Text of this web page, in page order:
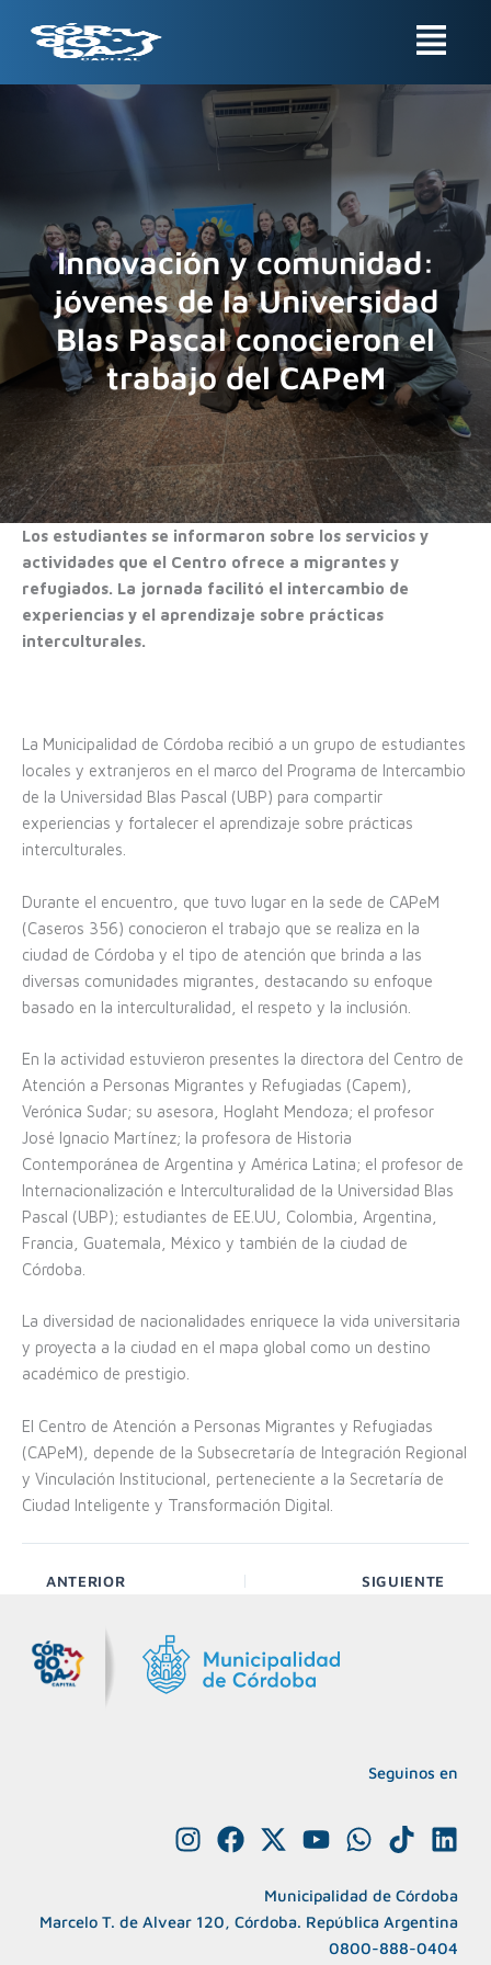
contenido
Menu
Innovación y comunidad:
jóvenes de la Universidad
Blas Pascal conocieron el
trabajo del CAPeM
Los estudiantes se informaron sobre los servicios y
actividades que el Centro ofrece a migrantes y
refugiados. La jornada facilitó el intercambio de
experiencias y el aprendizaje sobre prácticas
interculturales.
La Municipalidad de Córdoba recibió a un grupo de estudiantes
locales y extranjeros en el marco del Programa de Intercambio
de la Universidad Blas Pascal (UBP) para compartir
experiencias y fortalecer el aprendizaje sobre prácticas
interculturales.
Durante el encuentro, que tuvo lugar en la sede de CAPeM
(Caseros 356) conocieron el trabajo que se realiza en la
ciudad de Córdoba y el tipo de atención que brinda a las
diversas comunidades migrantes, destacando su enfoque
basado en la interculturalidad, el respeto y la inclusión.
En la actividad estuvieron presentes la directora del Centro de
Atención a Personas Migrantes y Refugiadas (Capem),
Verónica Sudar; su asesora, Hoglaht Mendoza; el profesor
José Ignacio Martínez; la profesora de Historia
Contemporánea de Argentina y América Latina; el profesor de
Internacionalización e Interculturalidad de la Universidad Blas
Pascal (UBP); estudiantes de EE.UU, Colombia, Argentina,
Francia, Guatemala, México y también de la ciudad de
Córdoba.
La diversidad de nacionalidades enriquece la vida universitaria
y proyecta a la ciudad en el mapa global como un destino
académico de prestigio.
El Centro de Atención a Personas Migrantes y Refugiadas
(CAPeM), depende de la Subsecretaría de Integración Regional
y Vinculación Institucional, perteneciente a la Secretaría de
Ciudad Inteligente y Transformación Digital.
ANTERIOR SIGUIENTE
Seguinos en
I
n
t
F
a
e
X
-
t
w
Y
u
t
u
W
h
a
t
s
T
i
k
t
o
L
i
n
k
e
Municipalidad de Córdoba
Marcelo T. de Alvear 120, Córdoba. República Argentina
0800-888-0404